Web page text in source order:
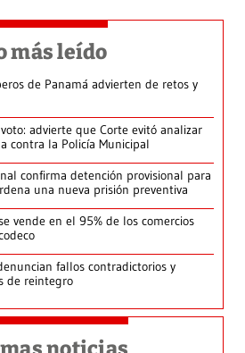
más leído
de Panamá advierten de retos y
advierte que Corte evitó analizar
contra la Policía Municipal
confirma detención provisional para
una nueva prisión preventiva
vende en el 95% de los comercios
fallos contradictorios y
de reintegro